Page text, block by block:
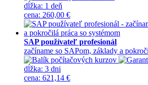
dĺžka: 1 deň
cena: 260,00 €
SAP používateľ profesionál
začíname so SAPom, základy a
dĺžka: 3 dni
cena: 621,14 €